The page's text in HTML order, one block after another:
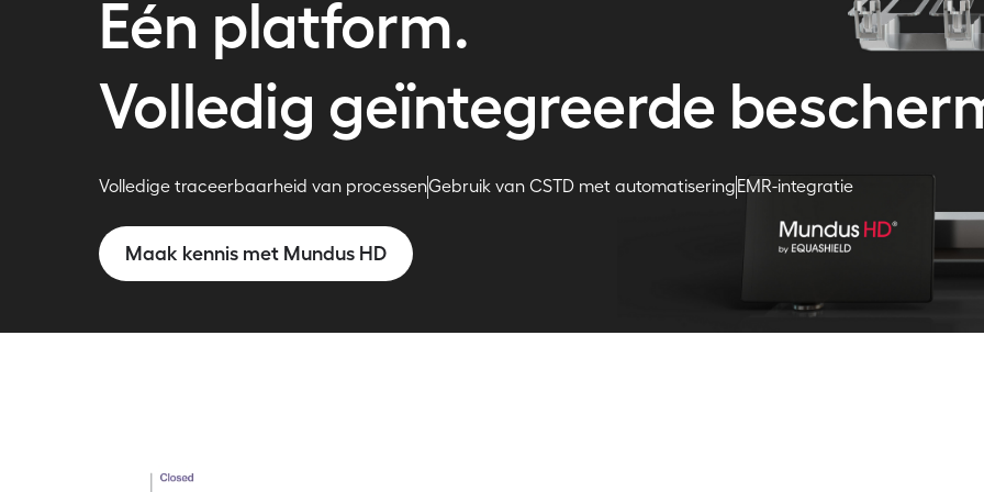
Eén platform.
Volledig geïntegreerde
Volledige traceerbaarheid van processenGebruik van CSTD met automatisering EMR-integratie
Maak kennis met Mundus HD